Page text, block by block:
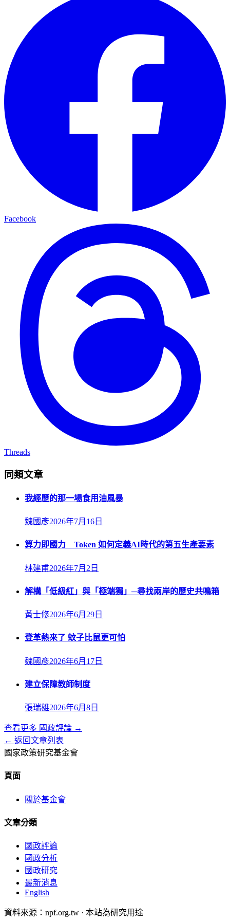
Facebook
Threads
同類文章
我經歷的那一場食用油風暴
魏國彥2026年7月16日
算力即國力 Token 如何定義AI時代的第五生產要素
林建甫2026年7月2日
解構「低級紅」與「極端獨」─尋找兩岸的歷史共鳴箱
黃士修2026年6月29日
登革熱來了 蚊子比鼠更可怕
魏國彥2026年6月17日
建立保障教師制度
張瑞雄2026年6月8日
查看更多 國政評論 →
← 返回文章列表
國家政策研究基金會
頁面
關於基金會
文章分類
國政評論
國政分析
國政研究
最新消息
English
資料來源：npf.org.tw · 本站為研究用途